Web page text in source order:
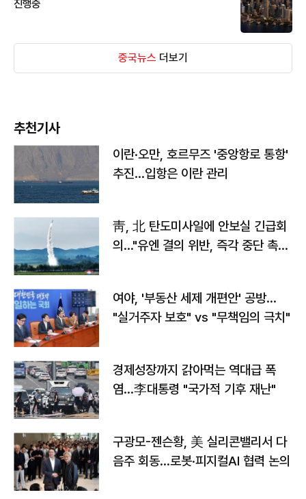
진행중
중국뉴스 더보기
추천기사
이란·오만, 호르무즈 '중앙항로 통항'
추진…입항은 이란 관리
靑, 北 탄도미사일에 안보실 긴급회
의…"유엔 결의 위반, 즉각 중단 촉
여야, '부동산 세제 개편안' 공방…
"실거주자 보호" vs "무책임의 극치"
경제성장까지 갉아먹는 역대급 폭
염…李대통령 "국가적 기후 재난"
구광모-젠슨황, 美 실리콘밸리서 다
음주 회동…로봇·피지컬AI 협력 논의